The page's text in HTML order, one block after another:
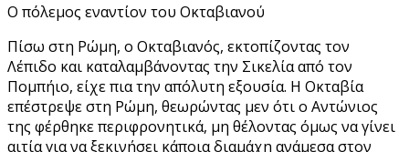
Ο πόλεμος εναντίον του Οκταβιανού
Πίσω στη Ρώμη, ο Οκταβιανός, εκτοπίζοντας τον
Λέπιδο και καταλαμβάνοντας την Σικελία από τον
Πομπήιο, είχε πια την απόλυτη εξουσία. Η Οκταβία
επέστρεψε στη Ρώμη, θεωρώντας μεν ότι ο Αντώνιος
της φέρθηκε περιφρονητικά, μη θέλοντας όμως να γίνει
αιτία για να ξεκινήσει κάποια διαμάχη ανάμεσα στον